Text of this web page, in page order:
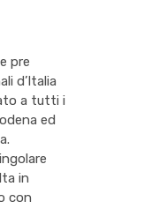
pre
d’Italia
a tutti i
ed
in
con